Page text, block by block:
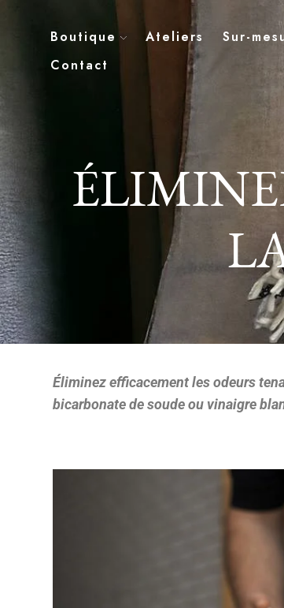
Boutique Ateliers Sur-
Contact
Éliminez efficacement les odeurs
bicarbonate de soude ou vinaigre